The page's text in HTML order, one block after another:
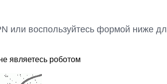
или воспользуйтесь формой ниже
являетесь роботом